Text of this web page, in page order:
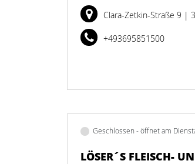
Clara-Zetkin-Straße 9 |
+493695851500
Geschlossen - öffnet am
LÖSER´S FLEISCH-